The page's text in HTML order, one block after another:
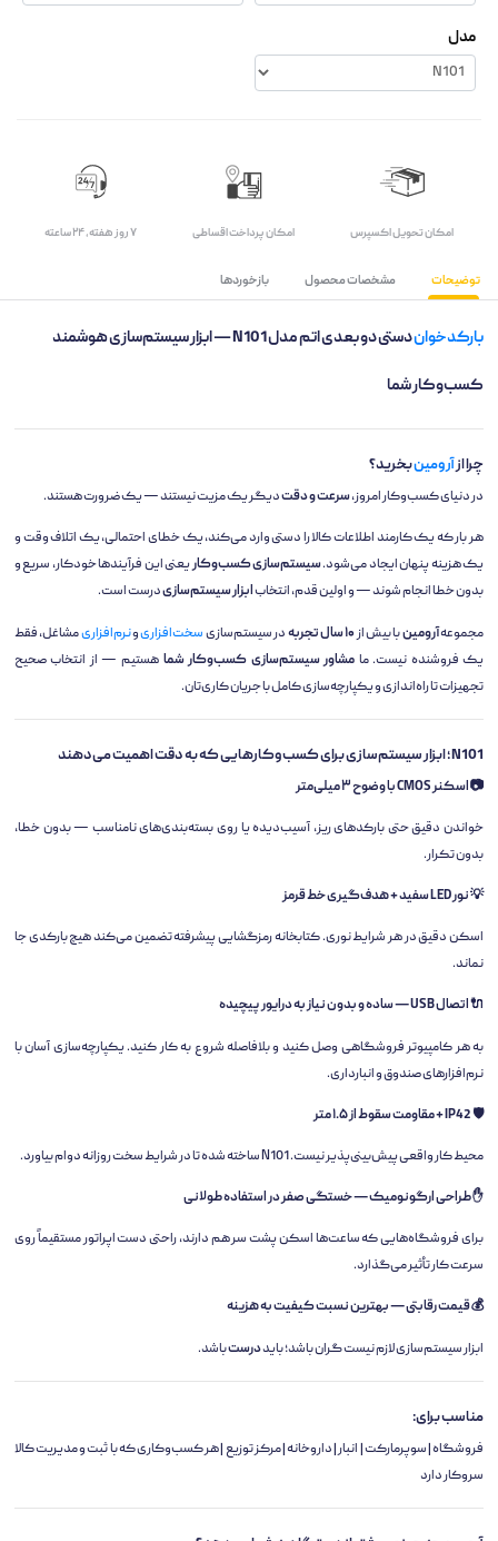
مدل
اﻣﮑﺎن ﺗﺤﻮﯾﻞ اﮐﺴﭙﺮس امکان پرداخت اقساطی ۷ روز ﻫﻔﺘﻪ، ۲۴ ﺳﺎﻋﺘﻪ
توضیحات مشخصات محصول بازخوردها
بارکدخوان دستی دو بعدی اتم مدل N101 — ابزار سیستم‌سازی هوشمند
کسب‌وکار شما
چرا ازآرومینبخرید؟
در دنیای کسب‌وکار امروز،سرعت و دقتدیگر یک مزیت نیستند — یک ضرورت هستند.
هر بار که یک کارمند اطلاعات کالا را دستی وارد می‌کند، یک خطای احتمالی، یک اتلاف وقت و
یک هزینه پنهان ایجاد می‌شود.سیستم‌سازی کسب‌وکاریعنی این فرآیندها خودکار، سریع و
بدون خطا انجام شوند — و اولین قدم، انتخابابزار سیستم‌سازیدرست است.
مجموعهآرومینبا بیش از۱۰ سال تجربه در سیستم‌سازیسخت‌افزاریونرم‌افزاریمشاغل، فقط
یک فروشنده نیست. ما مشاور سیستم‌سازی کسب‌وکار شما هستیم — از انتخاب صحیح
تجهیزات تا راه‌اندازی و یکپارچه‌سازی کامل با جریان کاری‌تان.
N101؛ ابزار سیستم‌سازی برای کسب‌وکارهایی که به دقت اهمیت می‌دهند
📷 اسکنر CMOS با وضوح ۳ میلی‌متر
خواندن دقیق حتی بارکدهای ریز، آسیب‌دیده یا روی بسته‌بندی‌های نامناسب — بدون خطا،
بدون تکرار.
💡 نور LED سفید + هدف‌گیری خط قرمز
اسکن دقیق در هر شرایط نوری. کتابخانه رمزگشایی پیشرفته تضمین می‌کند هیچ بارکدی جا
نماند.
🔌 اتصال USB — ساده و بدون نیاز به درایور پیچیده
به هر کامپیوتر فروشگاهی وصل کنید و بلافاصله شروع به کار کنید. یکپارچه‌سازی آسان با
نرم‌افزارهای صندوق و انبارداری.
🛡️ IP42 + مقاومت سقوط از ۱.۵ متر
محیط کار واقعی پیش‌بینی‌پذیر نیست. N101 ساخته شده تا در شرایط سخت روزانه دوام بیاورد.
✋ طراحی ارگونومیک — خستگی صفر در استفاده طولانی
برای فروشگاه‌هایی که ساعت‌ها اسکن پشت سر هم دارند، راحتی دست اپراتور مستقیماً روی
سرعت کار تأثیر می‌گذارد.
💰 قیمت رقابتی — بهترین نسبت کیفیت به هزینه
ابزار سیستم‌سازی لازم نیست گران باشد؛ بایددرستباشد.
مناسب برای:
فروشگاه | سوپرمارکت | انبار | داروخانه | مرکز توزیع | هر کسب‌وکاری که با ثبت و مدیریت کالا
سروکار دارد